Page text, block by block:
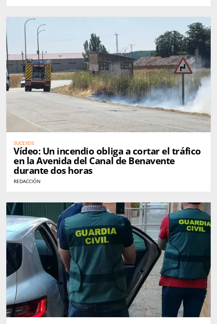
SUCESOS
Vídeo: Un incendio obliga a cortar el tráfico
en la Avenida del Canal de Benavente
durante dos horas
REDACCIÓN